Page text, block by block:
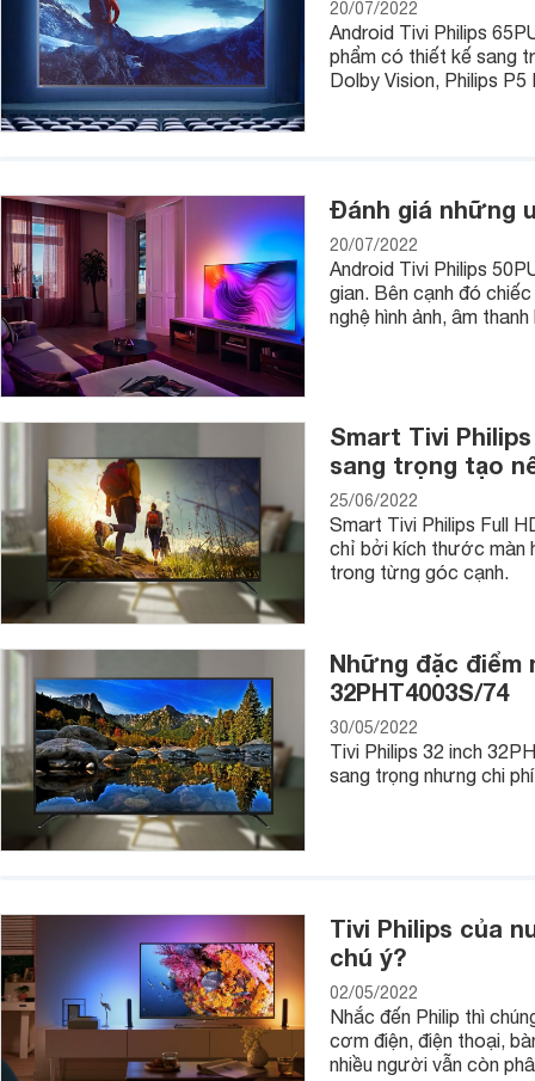
20/07/2022
Android Tivi Philips
phẩm có thiết kế sang
Dolby Vision, Philips P5
Đánh giá những
20/07/2022
Android Tivi Philips
gian. Bên cạnh đó
nghệ hình ảnh, âm thanh
Smart Tivi
sang trọng tạo
25/06/2022
Smart Tivi Philips Full
chỉ bởi kích thước màn
trong từng góc cạnh.
Những đặc điểm
32PHT4003S/74
30/05/2022
Tivi Philips 32 inch
sang trọng nhưng chi
Tivi Philips của
chú ý?
02/05/2022
Nhắc đến Philip thì
cơm điện, điện thoại,
nhiều người vẫn còn